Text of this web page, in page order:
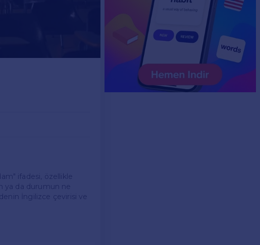
ifadesi, özellikle
ya da durumun ne
İngilizce çevirisi ve